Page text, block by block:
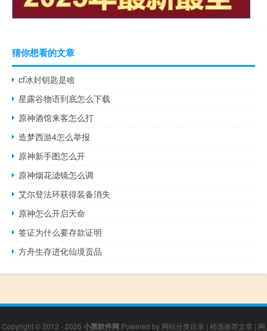
猜你想看的文章
cf冰封钥匙是啥
星露谷物语到底怎么下载
原神酒馆来客怎么打
造梦西游4怎么举报
原神新手图怎么开
原神烟花滤镜怎么调
艾尔登法环获得装备消失
原神怎么开启天命
签证为什么要存款证明
方舟生存进化仙境贡品
Copyright © 2012 - 2026 小黑软件网 Powered by 网站分类目录 | 精选推荐文章 | 网